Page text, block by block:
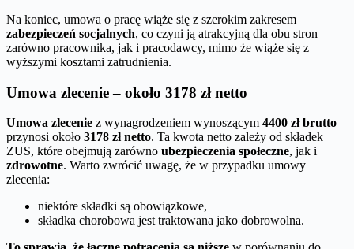
Na koniec, umowa o pracę wiąże się z szerokim zakresem
zabezpieczeń socjalnych, co czyni ją atrakcyjną dla obu stron –
zarówno pracownika, jak i pracodawcy, mimo że wiąże się z
wyższymi kosztami zatrudnienia.
Umowa zlecenie – około 3178 zł netto
Umowa zlecenie z wynagrodzeniem wynoszącym 4400 zł brutto
przynosi około 3178 zł netto. Ta kwota netto zależy od składek
ZUS, które obejmują zarówno ubezpieczenia społeczne, jak i
zdrowotne. Warto zwrócić uwagę, że w przypadku umowy
zlecenia:
niektóre składki są obowiązkowe,
składka chorobowa jest traktowana jako dobrowolna.